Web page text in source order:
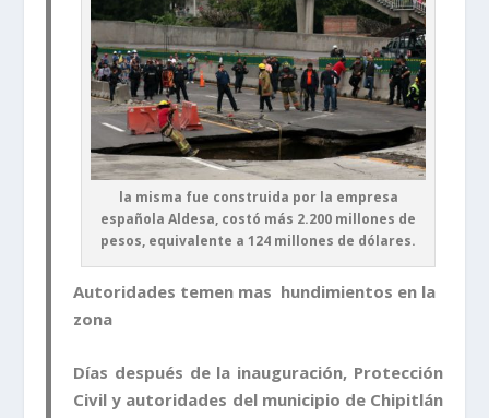
la misma fue construida por la empresa
española Aldesa, costó más 2.200 millones de
pesos, equivalente a 124 millones de dólares.
Autoridades temen mas hundimientos en la
zona
Días después de la inauguración, Protección
Civil y autoridades del municipio de Chipitlán